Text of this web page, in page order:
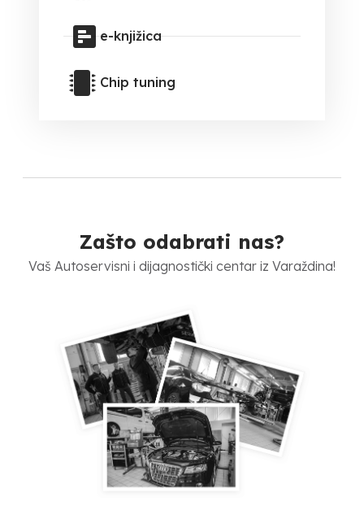
e-knjižica
Chip tuning
Zašto odabrati nas?
Vaš Autoservisni i dijagnostički centar iz Varaždina!